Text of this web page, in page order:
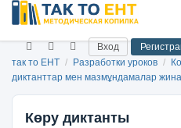
Вход
так то ЕНТ / Разработки уроков /
диктанттар мен мазмұндамалар
Көру диктанты